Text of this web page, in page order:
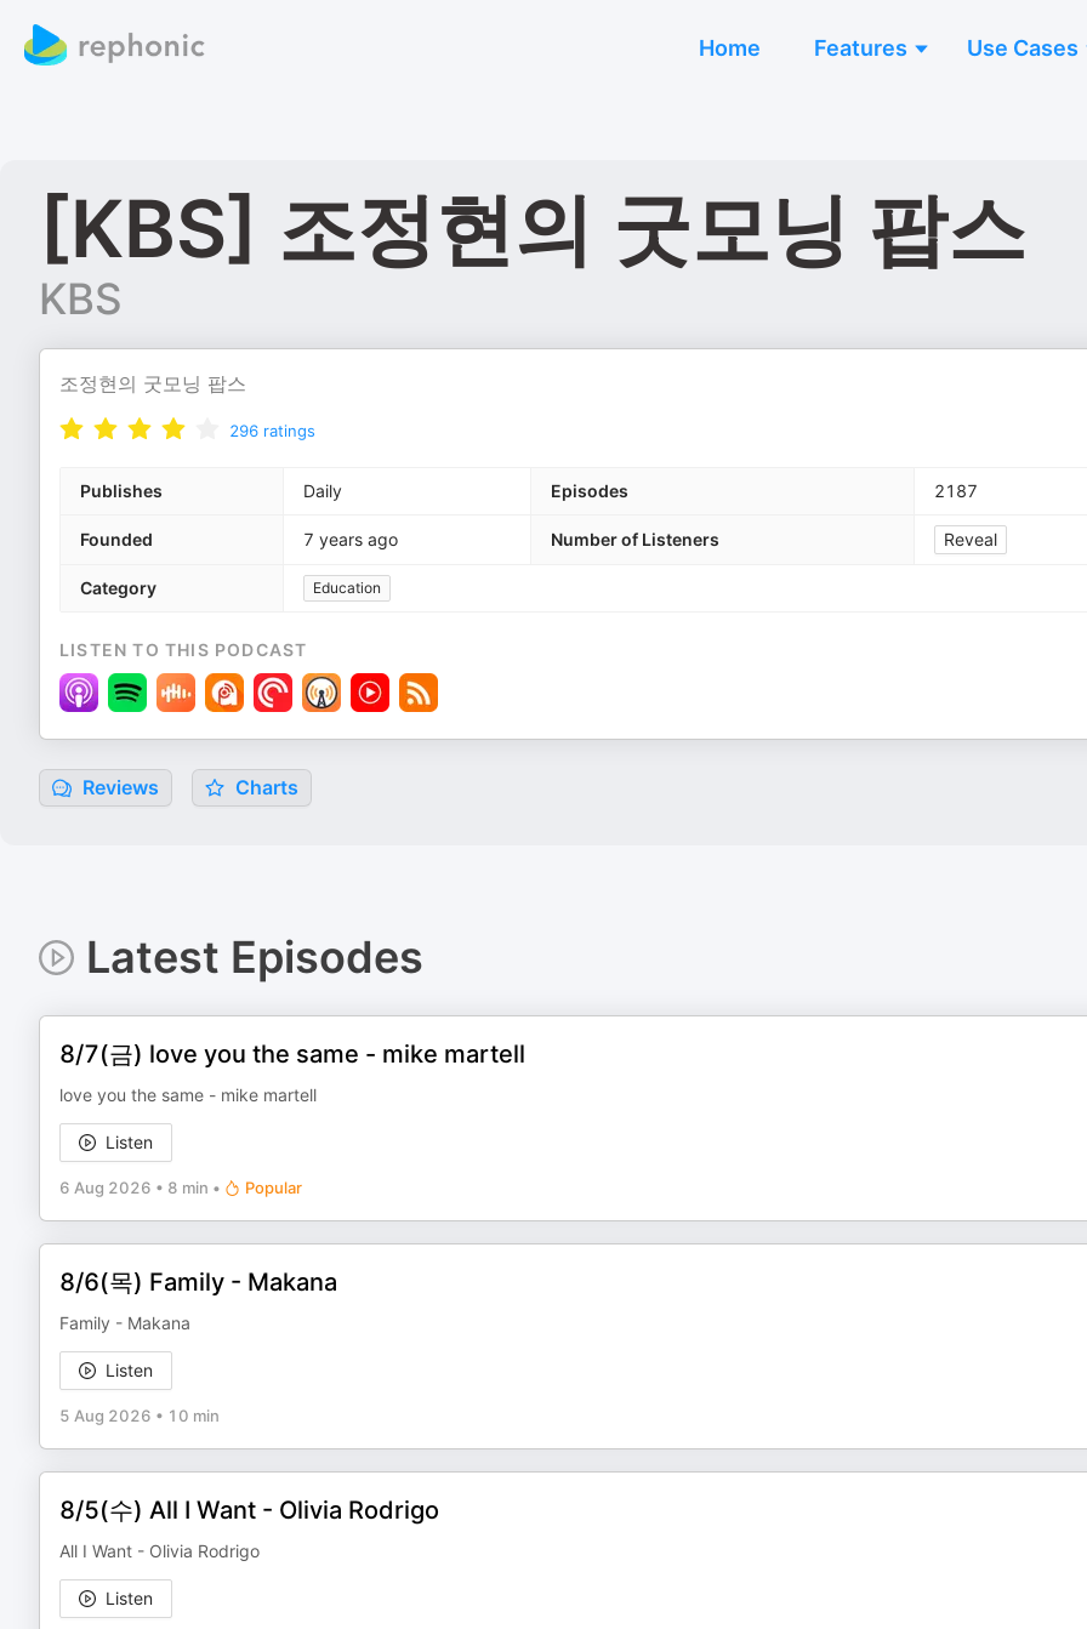
Home Features Use Cases
[KBS] 조정현의 굿모닝 팝스
KBS
조정현의 굿모닝 팝스
296 ratings
Publishes Daily Episodes 2187
Founded 7 years ago Number of Listeners Reveal
Category Education
LISTEN TO THIS PODCAST
Reviews Charts
Latest Episodes
8/7(금) love you the same - mike martell
love you the same - mike martell
Listen
6 Aug 2026 • 8 min • Popular
8/6(목) Family - Makana
Family - Makana
Listen
5 Aug 2026 • 10 min
8/5(수) All I Want - Olivia Rodrigo
All I Want - Olivia Rodrigo
Listen